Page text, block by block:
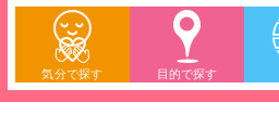
気分で探す 目的で探す